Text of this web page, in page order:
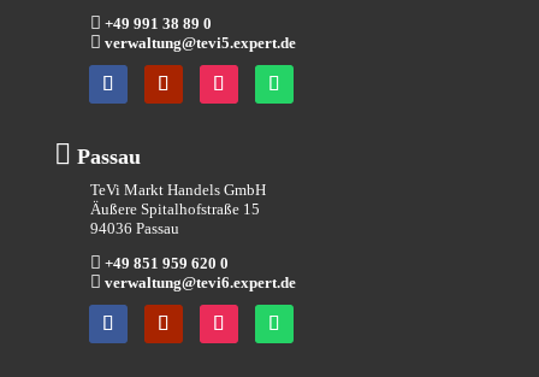
 +49 991 38 89 0
 verwaltung@tevi5.expert.de
 Passau
TeVi Markt Handels GmbH
Äußere Spitalhofstraße 15
94036 Passau
 +49 851 959 620 0
 verwaltung@tevi6.expert.de